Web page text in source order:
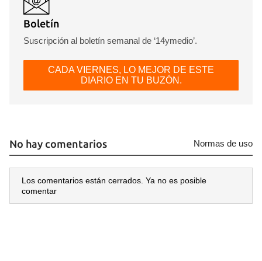
Boletín
Suscripción al boletín semanal de ‘14ymedio’.
CADA VIERNES, LO MEJOR DE ESTE
DIARIO EN TU BUZÓN.
No hay comentarios Normas de uso
Los comentarios están cerrados. Ya no es posible
comentar